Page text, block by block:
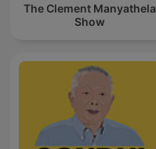
The Clement Manyathela
Show